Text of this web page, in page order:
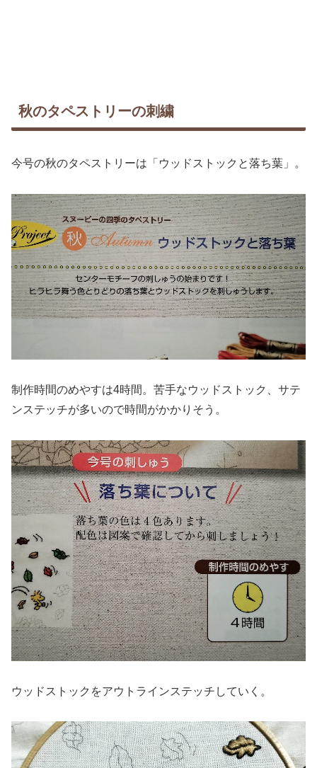
秋のタペストリーの刺繍
今号の秋のタペストリーは「ウッドストックと落ち葉」。
制作時間のめやすは4時間。苦手なウッドストック、サテ
ンステッチが多いので時間がかかりそう。
ウッドストックをアウトラインステッチしていく。